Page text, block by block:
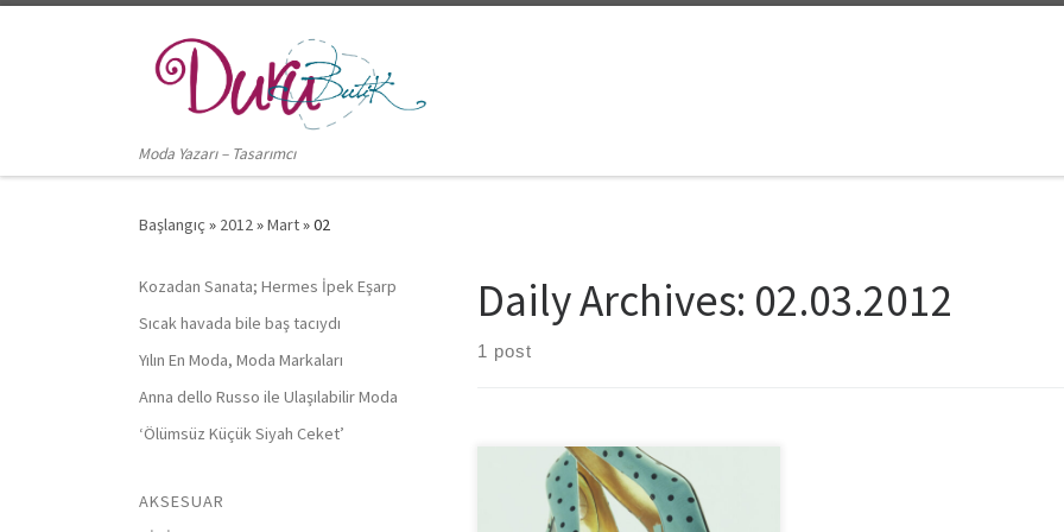
Moda Yazarı – Tasarımcı
Başlangıç » 2012»Mart»02
Daily Archives: 02.03.2012
1 post
Geçtiğimiz yaz Alexander McQueen’in
retrospektif sergisinin rekor derecede
ilgi görmesinin ardından moda ile
Kozadan Sanata; Hermes İpek Eşarp
Sıcak havada bile baş tacıydı
Yılın En Moda, Moda Markaları
Anna dello Russo ile Ulaşılabilir Moda
‘Ölümsüz Küçük Siyah Ceket’
AKSESUAR